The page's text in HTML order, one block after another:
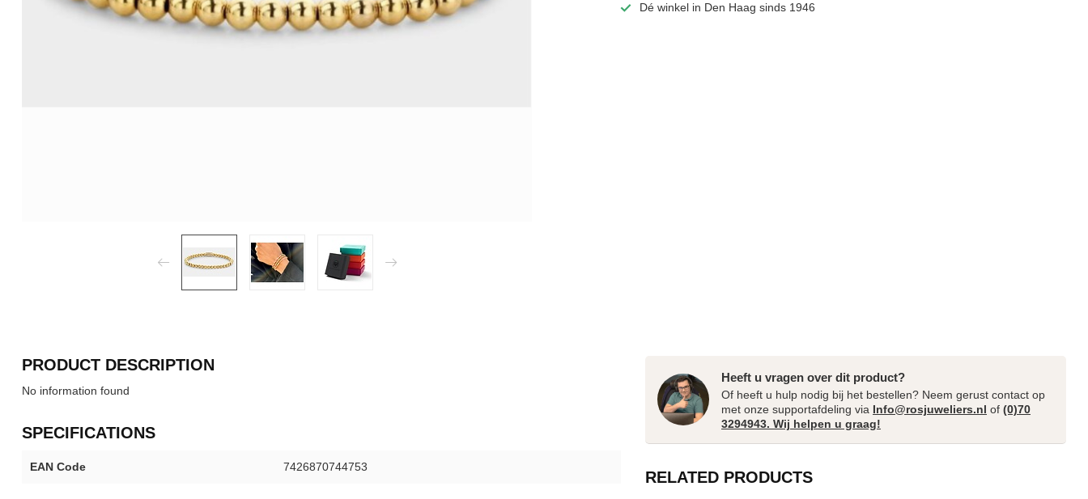
Dé winkel in Den Haag sinds 1946
PRODUCT DESCRIPTION
No information found
SPECIFICATIONS
EAN Code 7426870744753
Heeft u vragen over dit product?
Of heeft u hulp nodig bij het bestellen? Neem gerust contact op
met onze supportafdeling via Info@rosjuweliers.nl of (0)70
3294943. Wij helpen u graag!
RELATED PRODUCTS